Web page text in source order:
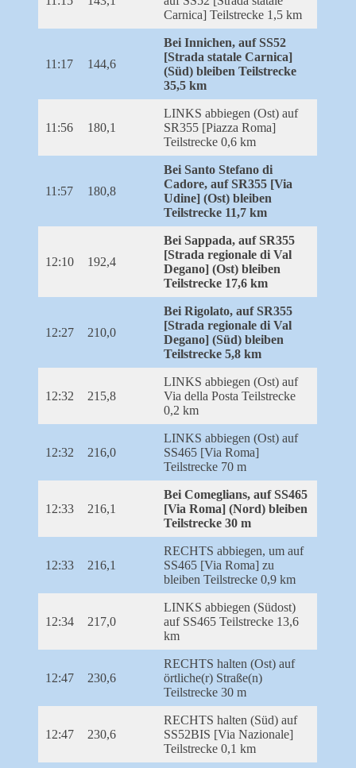
Carnica] Teilstrecke 1,5 km
11:17 144,6
Bei Innichen, auf SS52
[Strada statale Carnica]
(Süd) bleiben Teilstrecke
35,5 km
11:56 180,1
LINKS abbiegen (Ost) auf
SR355 [Piazza Roma]
Teilstrecke 0,6 km
11:57 180,8
Bei Santo Stefano di
Cadore, auf SR355 [Via
Udine] (Ost) bleiben
Teilstrecke 11,7 km
12:10 192,4
Bei Sappada, auf SR355
[Strada regionale di Val
Degano] (Ost) bleiben
Teilstrecke 17,6 km
12:27 210,0
Bei Rigolato, auf SR355
[Strada regionale di Val
Degano] (Süd) bleiben
Teilstrecke 5,8 km
12:32 215,8
LINKS abbiegen (Ost) auf
Via della Posta Teilstrecke
0,2 km
12:32 216,0
LINKS abbiegen (Ost) auf
SS465 [Via Roma]
Teilstrecke 70 m
12:33 216,1
Bei Comeglians, auf SS465
[Via Roma] (Nord) bleiben
Teilstrecke 30 m
12:33 216,1
RECHTS abbiegen, um auf
SS465 [Via Roma] zu
bleiben Teilstrecke 0,9 km
12:34 217,0
LINKS abbiegen (Südost)
auf SS465 Teilstrecke 13,6
km
12:47 230,6
RECHTS halten (Ost) auf
örtliche(r) Straße(n)
Teilstrecke 30 m
12:47 230,6
RECHTS halten (Süd) auf
SS52BIS [Via Nazionale]
Teilstrecke 0,1 km